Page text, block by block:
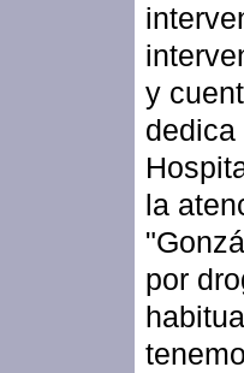
y
dedica
la
por